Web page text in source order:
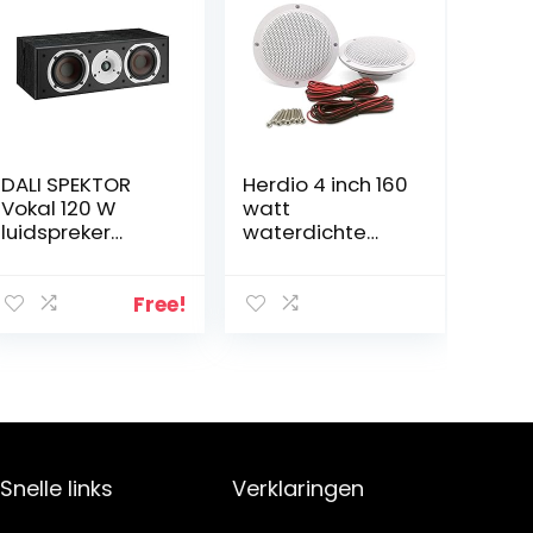
DALI SPEKTOR
Vokal 120 W
luidspreker
Free!
Herdio 4 inch 160
watt
waterdichte
kers perfect
Snelle links Verklaringen